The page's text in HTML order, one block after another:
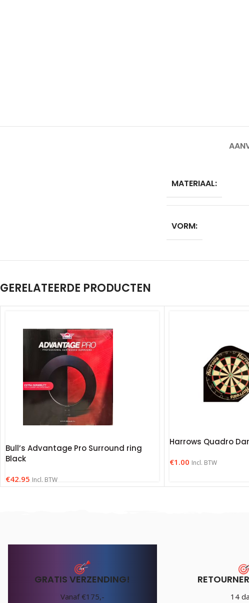
MATERIAAL:
VORM:
GERELATEERDE PRODUCTEN
Bull’s Advantage Pro Surround ring
Black
€42.95 Incl. BTW
Harrows Quadro
€1.00 Incl. BTW
GRATIS VERZENDING!
Vanaf €175,- 14